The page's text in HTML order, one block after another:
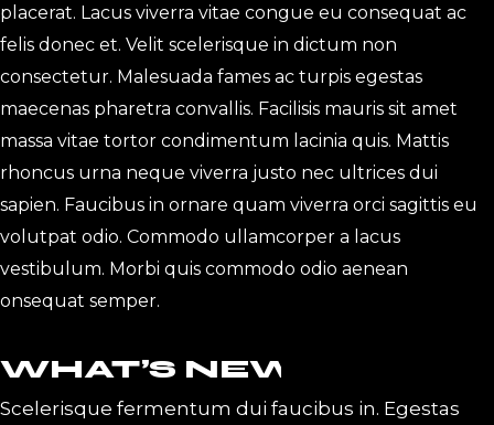
placerat. Lacus viverra vitae congue eu consequat ac
felis donec et. Velit scelerisque in dictum non
consectetur. Malesuada fames ac turpis egestas
maecenas pharetra convallis. Facilisis mauris sit amet
massa vitae tortor condimentum lacinia quis. Mattis
rhoncus urna neque viverra justo nec ultrices dui
sapien. Faucibus in ornare quam viverra orci sagittis eu
volutpat odio. Commodo ullamcorper a lacus
vestibulum. Morbi quis commodo odio aenean
onsequat semper.
WHAT’S NEW
Scelerisque fermentum dui faucibus in. Egestas